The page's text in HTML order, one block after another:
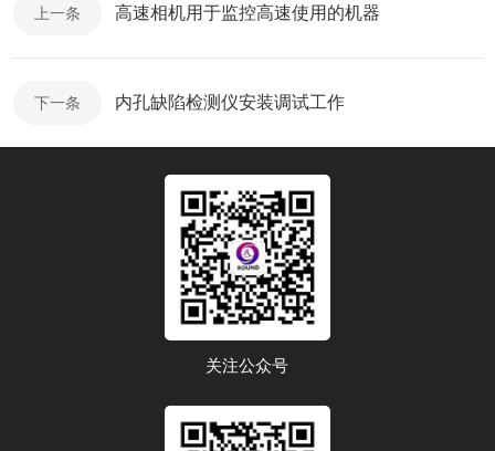
上一条 高速相机用于监控高速使用的机器
下一条 内孔缺陷检测仪安装调试工作
关注公众号